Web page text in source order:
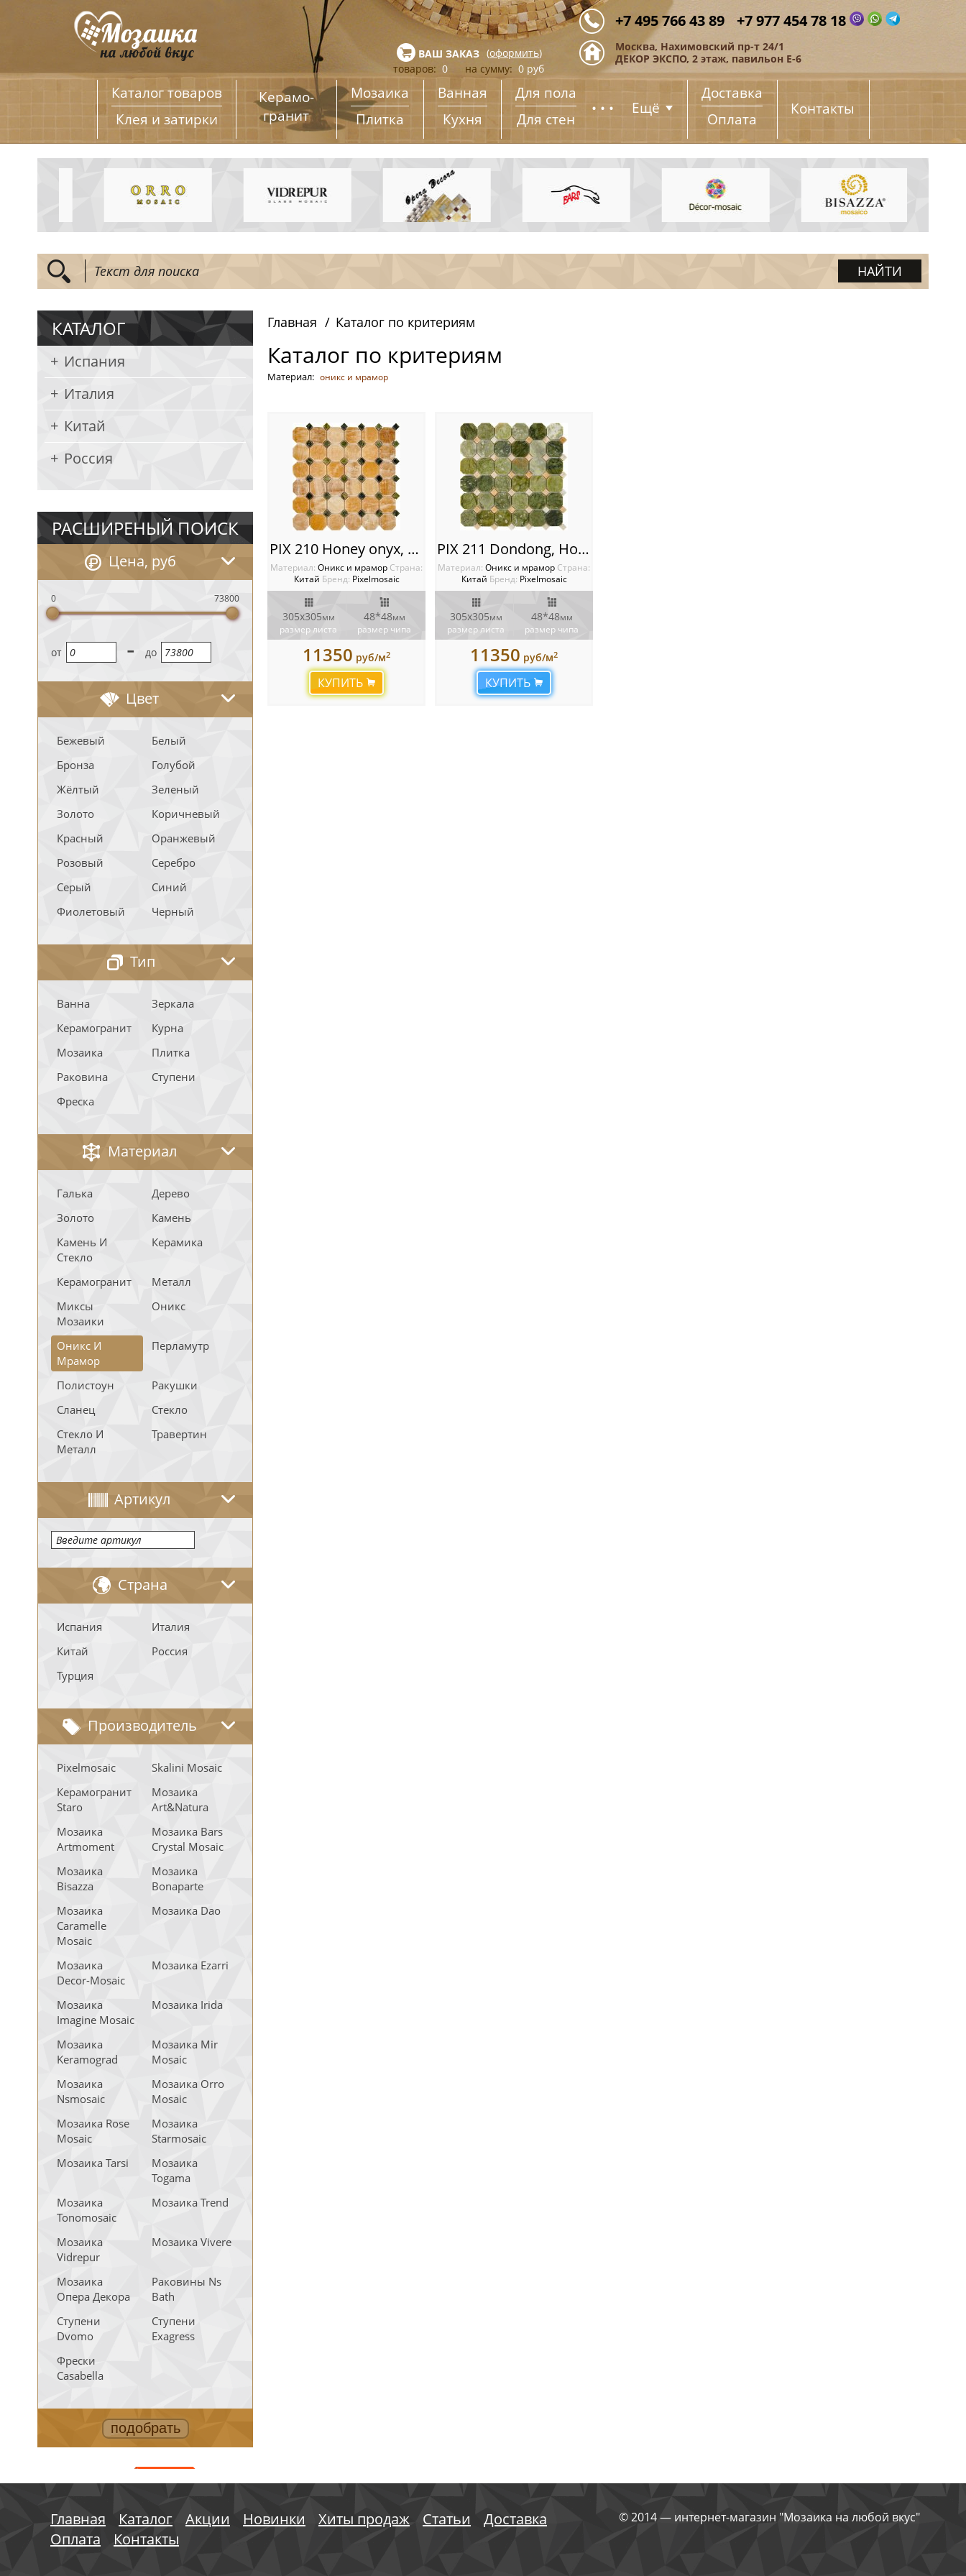
+7 495 766 43 89 +7 977 454 78 18
Москва, Нахимовский пр-т 24/1
ДЕКОР ЭКСПО, 2 этаж, павильон Е-6
ВАШ ЗАКАЗ (оформить)
товаров: 0 на сумму: 0 руб
Каталог товаров
Клея и затирки
Керамо­
гранит
Мозаика
Плитка
Ванная
Кухня
Для пола
Для стен
... Ещё
Доставка
Оплата
Контакты
КАТАЛОГ
Испания
Италия
Китай
Россия
РАСШИРЕНЫЙ ПОИСК
Цена, руб
0 73800
oт - до
Цвет
Бежевый
Белый
Бронза
Голубой
Жёлтый
Зеленый
Золото
Коричневый
Красный
Оранжевый
Розовый
Серебро
Серый
Синий
Фиолетовый
Черный
Тип
Ванна
Зеркала
Керамогранит
Курна
Мозаика
Плитка
Раковина
Ступени
Фреска
Материал
Галька
Дерево
Золото
Камень
Камень И
Стекло
Керамика
Керамогранит
Металл
Миксы
Мозаики
Оникс
Оникс И
Мрамор
Перламутр
Полистоун
Ракушки
Сланец
Стекло
Стекло И
Металл
Травертин
Артикул
Страна
Испания
Италия
Китай
Россия
Турция
Производитель
Pixelmosaic
Skalini Mosaic
Керамогранит
Staro
Мозаика
Art&Natura
Мозаика
Artmoment
Мозаика Bars
Crystal Mosaic
Мозаика
Bisazza
Мозаика
Bonaparte
Мозаика
Caramelle
Mosaic
Мозаика Dao
Мозаика
Decor-Mosaic
Мозаика Ezarri
Мозаика
Imagine Mosaic
Мозаика Irida
Мозаика
Keramograd
Мозаика Mir
Mosaic
Мозаика
Nsmosaic
Мозаика Orro
Mosaic
Мозаика Rose
Mosaic
Мозаика
Starmosaic
Мозаика Tarsi
Мозаика
Togama
Мозаика
Tonomosaic
Мозаика Trend
Мозаика
Vidrepur
Мозаика Vivere
Мозаика
Опера Декора
Раковины Ns
Bath
Ступени
Dvomo
Ступени
Exagress
Фрески
Casabella
АКЦИИ
Главная Каталог по критериям
Каталог по критериям
Материал: оникс и мрамор
PIX 210 Honey onyx, Dondong, чип 48x48 мм, сетка 305х305x8 мм, Полированная
Материал: Оникс и мрамор Cтрана:
Китай Бренд: Pixelmosaic
305х305мм
размер листа
48*48мм
размер чипа
11350 руб/м2
КУПИТЬ
PIX 211 Dondong, Honey onyx, чип 48x48 мм, сетка 305х305x8 мм, Полированная
Материал:Оникс и мрамор Cтрана:
Китай Бренд: Pixelmosaic
305х305мм
размер листа
48*48мм
размер чипа
11350 руб/м2
КУПИТЬ
Главная Каталог Акции Новинки Хиты продаж Статьи
Доставка
Оплата
Контакты
© 2014 — интернет-магазин "Мозаика на любой вкус"